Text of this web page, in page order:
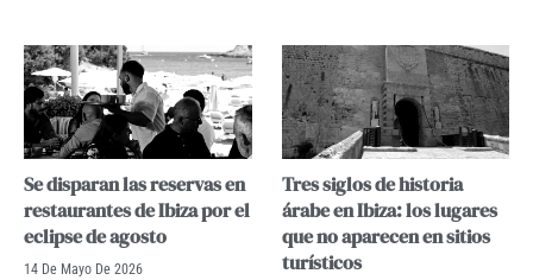
Se disparan las reservas en
restaurantes de Ibiza por el
eclipse de agosto
14 De Mayo De 2026
Tres siglos de historia
árabe en Ibiza: los lugares
que no aparecen en sitios
turísticos